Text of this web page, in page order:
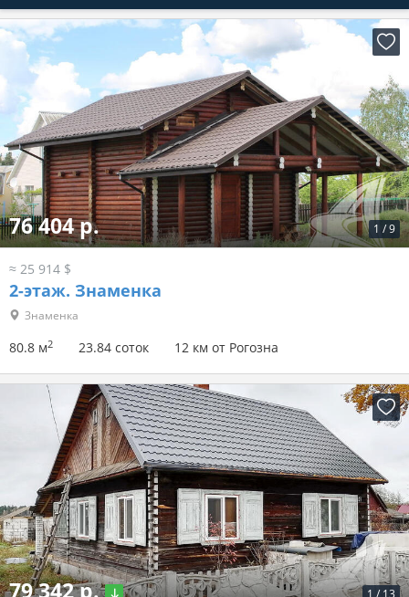
1 /9
76 404 р.
≈ 25 914 $
2-этаж. Знаменка
Знаменка
80.8 м2 23.84 соток 12 км от Рогозна
79 342 р.